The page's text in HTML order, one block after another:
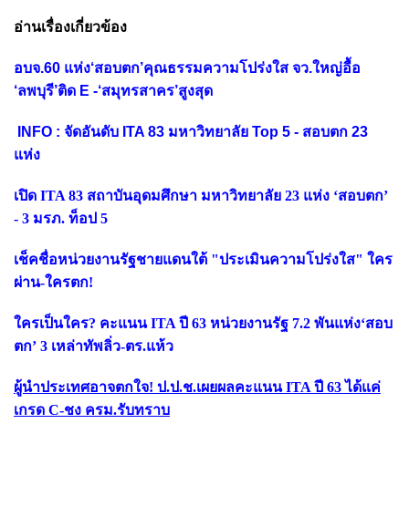
อ่านเรื่องเกี่ยวข้อง
อบจ.60 แห่ง‘สอบตก’คุณธรรมความโปร่งใส จว.ใหญ่อื้อ
‘ลพบุรี’ติด E -‘สมุทรสาคร’สูงสุด
INFO : จัดอันดับ ITA 83 มหาวิทยาลัย Top 5 - สอบตก 23
แห่ง
เปิด ITA 83 สถาบันอุดมศึกษา มหาวิทยาลัย 23 แห่ง ‘สอบตก’
- 3 มรภ. ท็อป 5
เช็คชื่อหน่วยงานรัฐชายแดนใต้ "ประเมินความโปร่งใส" ใคร
ผ่าน-ใครตก!
ใครเป็นใคร? คะแนน ITA ปี 63 หน่วยงานรัฐ 7.2 พันแห่ง‘สอบ
ตก’ 3 เหล่าทัพลิ่ว-ตร.แห้ว
ผู้นำประเทศอาจตกใจ! ป.ป.ช.เผยผลคะแนน ITA ปี 63 ได้แค่
เกรด C-ชง ครม.รับทราบ